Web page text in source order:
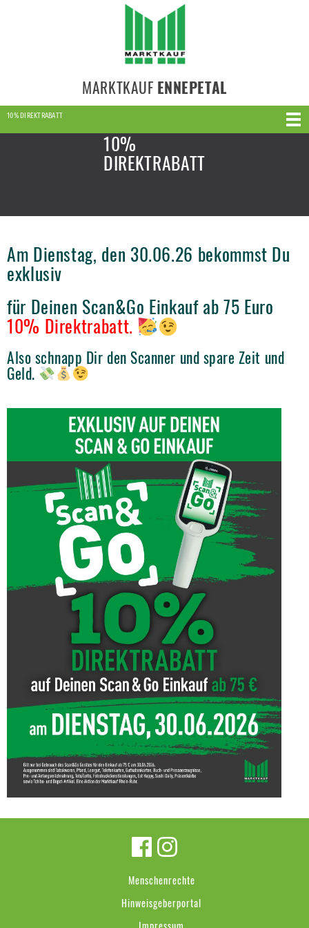
MARKTKAUF ENNEPETAL
10% DIREKTRABATT
10%
DIREKTRABATT
Am Dienstag, den 30.06.26 bekommst Du
exklusiv
für Deinen Scan&Go Einkauf ab 75 Euro
10% Direktrabatt.
Also schnapp Dir den Scanner und spare Zeit und
Geld.
Menschenrechte
Hinweisgeberportal